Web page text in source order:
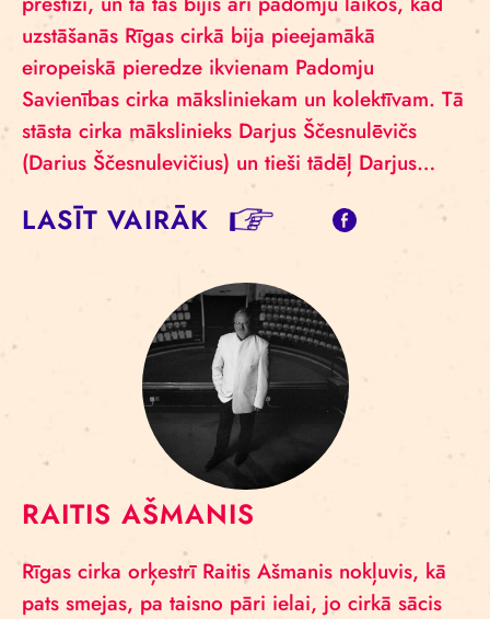
uzstāšanās Rīgas cirkā bija pieejamākā
eiropeiskā pieredze ikvienam Padomju
Savienības cirka māksliniekam un kolektīvam. Tā
stāsta cirka mākslinieks Darjus Ščesnulēvičs
(Darius Ščesnulevičius) un tieši tādēļ Darjus…
LASĪT VAIRĀK
RAITIS AŠMANIS
Rīgas cirka orķestrī Raitis Ašmanis nokļuvis, kā
pats smejas, pa taisno pāri ielai, jo cirkā sācis